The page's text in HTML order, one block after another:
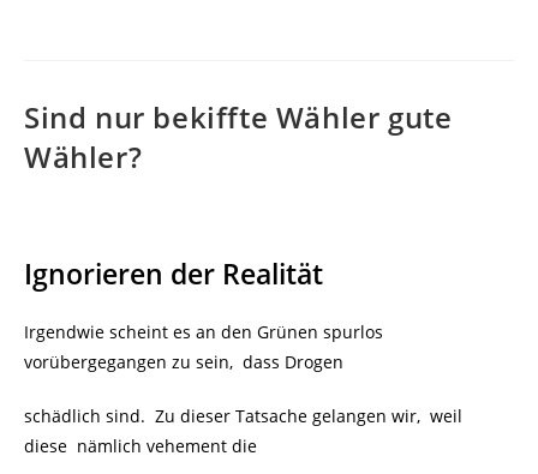
Sind nur bekiffte Wähler gute
Wähler?
Ignorieren der Realität
Irgendwie scheint es an den Grünen spurlos
vorübergegangen zu sein, dass Drogen
schädlich sind. Zu dieser Tatsache gelangen wir, weil
diese nämlich vehement die